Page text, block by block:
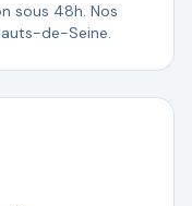
sous 48h. Nos
de-Seine.